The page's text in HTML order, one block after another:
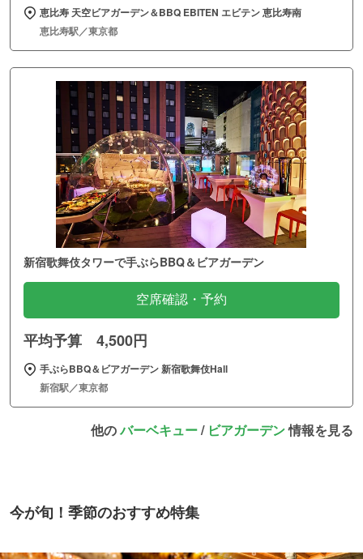
恵比寿 天空ビアガーデン＆BBQ EBITEN エビテン 恵比寿南
恵比寿駅／東京都
新宿歌舞伎タワーで手ぶらBBQ＆ビアガーデン
空席確認・予約
平均予算 4,500円
手ぶらBBQ＆ビアガーデン 新宿歌舞伎Hall
新宿駅／東京都
他のバーベキュー/ ビアガーデン情報を見る
今が旬！季節のおすすめ特集